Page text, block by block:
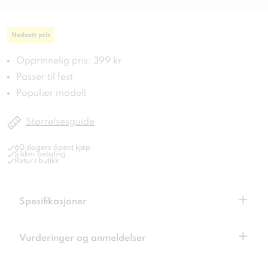
Nedsatt pris
Opprinnelig pris: 399 kr
Passer til fest
Populær modell
Størrelsesguide
60 dagers åpent kjøp
Sikker betaling
Retur i butikk
Spesifikasjoner +
Vurderinger og anmeldelser +